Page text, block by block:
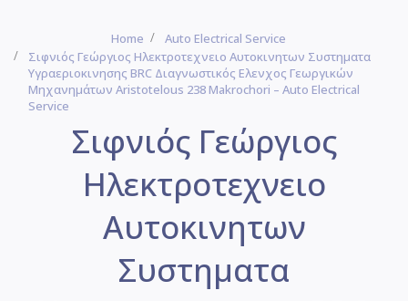
Home
Auto Electrical Service
Σιφνιός Γεώργιος Ηλεκτροτεχνειο Αυτοκινητων Συστηματα
Υγραεριοκινησης BRC Διαγνωστικός Ελενχος Γεωργικών
Μηχανημάτων Aristotelous 238 Makrochori – Auto Electrical
Service
Σιφνιός Γεώργιος
Ηλεκτροτεχνειο
Αυτοκινητων
Συστηματα